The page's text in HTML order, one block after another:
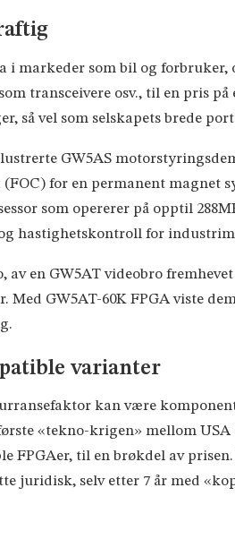
i markeder som bil og forbruker,
transceivere osv., til en pris
så vel som selskapets brede
GW5AS
for en permanent magnet
som opererer på opptil
hastighetskontroll for
av en GW5AT videobro
Med GW5AT-60K FPGA viste
varianter
kan være
«tekno-krigen» mellom
FPGAer, til en brøkdel av
juridisk, selv etter 7 år med